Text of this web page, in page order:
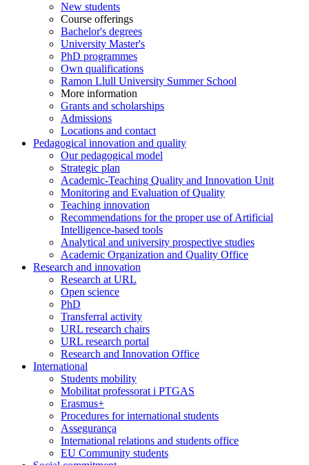
New students
Course offerings
Bachelor's degrees
University Master's
PhD programmes
Own qualifications
Ramon Llull University Summer School
More information
Grants and scholarships
Admissions
Locations and contact
Pedagogical innovation and quality
Our pedagogical model
Strategic plan
Academic-Teaching Quality and Innovation Unit
Monitoring and Evaluation of Quality
Teaching innovation
Recommendations for the proper use of Artificial
Intelligence-based tools
Analytical and university prospective studies
Academic Organization and Quality Office
Research and innovation
Research at URL
Open science
PhD
Transferral activity
URL research chairs
URL research portal
Research and Innovation Office
International
Students mobility
Mobilitat professorat i PTGAS
Erasmus+
Procedures for international students
Assegurança
International relations and students office
EU Community students